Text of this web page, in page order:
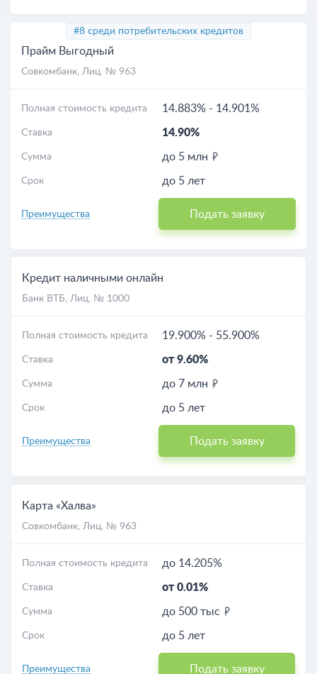
#8 среди потребительских кредитов
Прайм Выгодный
Совкомбанк, Лиц. № 963
Полная стоимость кредита 14.883% - 14.901%
Ставка 14.90%
Сумма до 5 млн
Срок до 5 лет
Преимущества Подать заявку
Кредит наличными онлайн
Банк ВТБ, Лиц. № 1000
Полная стоимость кредита 19.900% - 55.900%
Ставка от 9.60%
Сумма до 7 млн
Срок до 5 лет
Преимущества Подать заявку
Карта «Халва»
Совкомбанк, Лиц. № 963
Полная стоимость кредита до 14.205%
Ставка от 0.01%
Сумма до 500 тыс
Срок до 5 лет
Преимущества Подать заявку